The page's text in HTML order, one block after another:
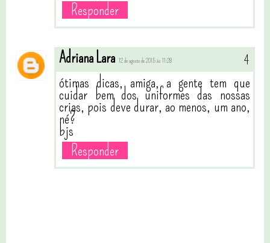
Responder
Adriana Lara 12 de agosto de 2015 às 11:28
ótimas dicas, amiga, a gente tem que
cuidar bem dos uniformes das nossas
crias, pois deve durar, ao menos, um ano,
né?
bjs
Responder